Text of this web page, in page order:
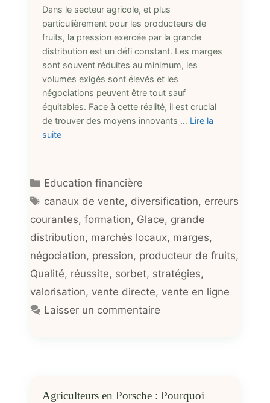
Dans le secteur agricole, et plus
particulièrement pour les producteurs de
fruits, la pression exercée par la grande
distribution est un défi constant. Les marges
sont souvent réduites au minimum, les
volumes exigés sont élevés et les
négociations peuvent être tout sauf
équitables. Face à cette réalité, il est crucial
de trouver des moyens innovants … Lire la
suite
Catégories
Education financière
Étiquettes
canaux de vente, diversification, erreurs
courantes, formation, Glace, grande
distribution, marchés locaux, marges,
négociation, pression, producteur de fruits,
Qualité, réussite, sorbet, stratégies,
valorisation, vente directe, vente en ligne
Laisser un commentaire
Agriculteurs en Porsche : Pourquoi